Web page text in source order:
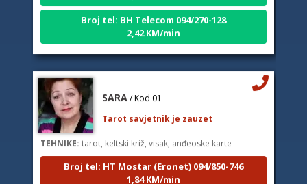
Broj tel: BH Telecom 094/270-128
2,42 KM/min
TEHNIKE:tarot, keltski križ, visak, anđeoske karte
Broj tel: HT Mostar (Eronet) 094/850-746
1,84 KM/min